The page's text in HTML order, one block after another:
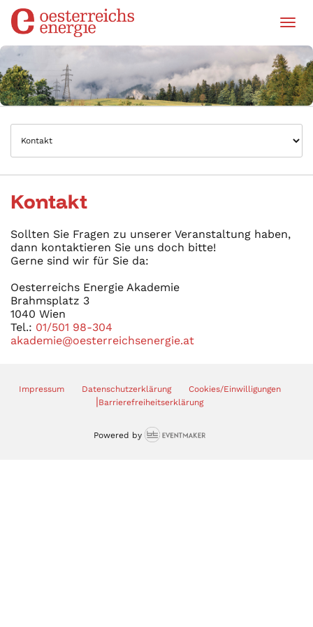
Kontakt
Sollten Sie Fragen zu unserer Veranstaltung haben,
dann kontaktieren Sie uns doch bitte!
Gerne sind wir für Sie da:
Oesterreichs Energie Akademie
Brahmsplatz 3
1040 Wien
Tel.: 01/501 98-304
akademie@oesterreichsenergie.at
Impressum Datenschutzerklärung Cookies/Einwilligungen
|Barrierefreiheitserklärung
Powered by